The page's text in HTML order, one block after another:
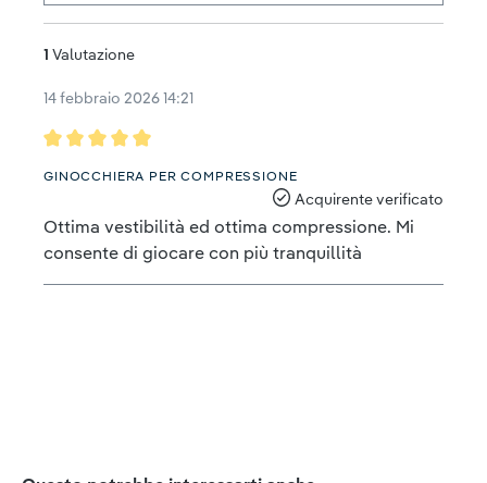
1 Valutazione
14 febbraio 2026 14:21
GINOCCHIERA PER COMPRESSIONE
Acquirente verificato
Ottima vestibilità ed ottima compressione. Mi
consente di giocare con più tranquillità